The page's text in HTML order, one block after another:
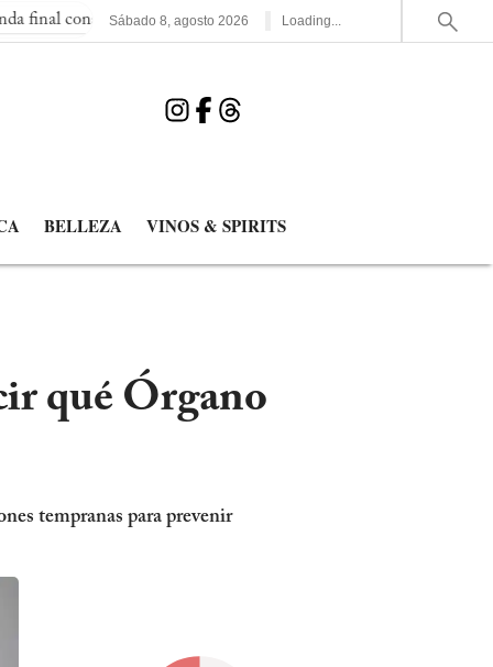
del Mundial España elimina a Francia y jugará la
Sábado 8,agosto 2026 Loading...
BELLEZA VINOS & SPIRITS
qué Órgano
tempranas para prevenir